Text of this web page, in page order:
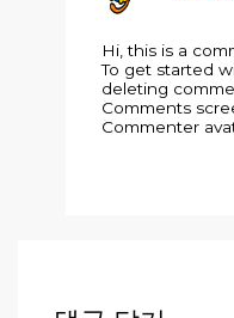
Hi, this is a
To get started
deleting
Comments
Commenter